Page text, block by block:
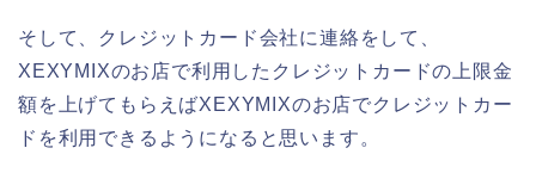
そして、クレジットカード会社に連絡をして、
XEXYMIXのお店で利用したクレジットカードの上限金
額を上げてもらえばXEXYMIXのお店でクレジットカー
ドを利用できるようになると思います。